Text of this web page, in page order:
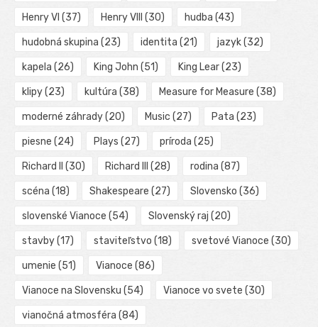
Henry VI (37) Henry VIII (30) hudba (43)
hudobná skupina (23) identita (21) jazyk(32)
kapela (26) King John (51) King Lear(23)
klipy(23) kultúra (38) Measure for Measure (38)
moderné záhrady(20) Music (27) Pata (23)
piesne (24) Plays (27) príroda (25)
Richard II (30) Richard III (28) rodina (87)
scéna (18) Shakespeare (27) Slovensko (36)
slovenské Vianoce (54) Slovenský raj (20)
stavby(17) staviteľstvo (18) svetové Vianoce (30)
umenie (51) Vianoce (86)
Vianoce na Slovensku (54) Vianoce vo svete (30)
vianočná atmosféra (84)